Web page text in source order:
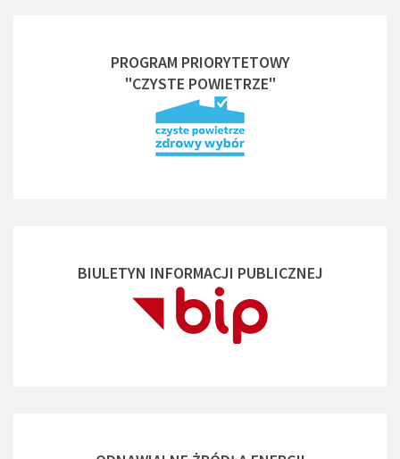
PROGRAM PRIORYTETOWY
"CZYSTE POWIETRZE"
BIULETYN INFORMACJI PUBLICZNEJ